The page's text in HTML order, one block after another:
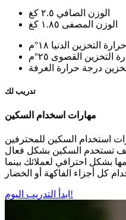
الوزن الصافي ٢.٥ كغ
الوزن المصفى ١.٨٥ كغ
التخزين الدنيا ١٨°م
التخزين القصوى ٢٥°م
درجة حرارة الغرفة
تدريب لك
مهارات اسخدام السكين
استخدام السكين للمحترفين
تستخدم السكين بشكل فعال
بشكل احترافي لعملائك بينما
ابدأ التدريب اليوم!